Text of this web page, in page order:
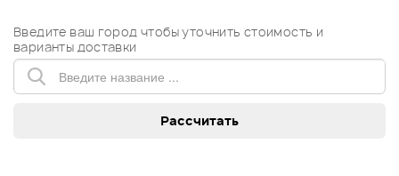
Введите ваш город чтобы уточнить стоимость и
варианты доставки